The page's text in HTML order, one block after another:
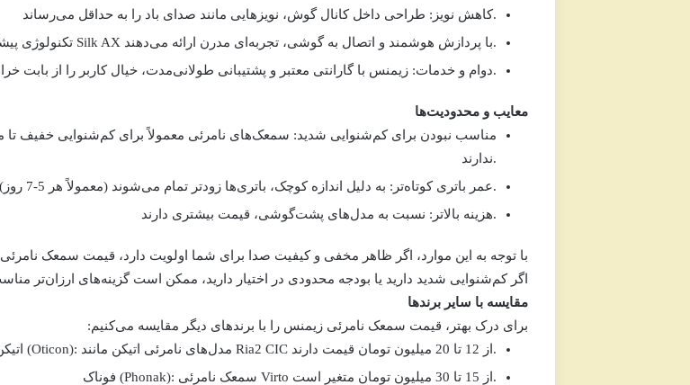
کاهش نویز:طراحی داخل کانال گوش، نویزهایی مانند صدای باد را به حداقل می‌رساند.
تکنولوژی
مدل‌های جدید مانند Silk AX با پردازش هوشمند و اتصال به گوشی، تجربه‌ای مدرن ارائه می‌دهند.
دوام و خدمات:زیمنس با گارانتی معتبر و پشتیبانی طولانی‌مدت، خیال کاربر را از بابت خرابی راحت می‌کند.
معایب و محدودیت‌ها
مناسب نبودن برای کم‌شنوایی شدید: سمعک‌های نامرئی معمولاً برای کم‌شنوایی خفیف
ندارند.
عمر باتری کوتاه‌تر:به دلیل اندازه کوچک، باتری‌ها زودتر تمام می‌شوند (معمولاً هر 5-7 روز).
هزینه بالاتر:نسبت به مدل‌های پشت‌گوشی، قیمت بیشتری دارند.
با توجه به این موارد، اگر ظاهر مخفی و کیفیت صدا برای شما اولویت دارد، قیمت سمعک
اگر کم‌شنوایی شدید دارید یا بودجه محدودی در اختیار دارید، ممکن است گزینه‌های ارزان‌تر
مقایسه با سایر برندها
برای درک بهتر، قیمت سمعک نامرئی زیمنس را با برندهای دیگر مقایسه می‌کنیم:
اتیکن (Oticon):
مدل‌های نامرئی اتیکن مانند Ria2 CIC از 12 تا 20 میلیون تومان قیمت دارند.
فوناک (Phonak):
سمعک نامرئی Virto از 15 تا 30 میلیون تومان متغیر است.